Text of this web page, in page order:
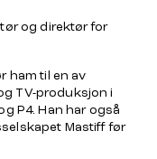
og direktør for
ham til en av
TV-produksjon i
P4. Han har også
Mastiff før